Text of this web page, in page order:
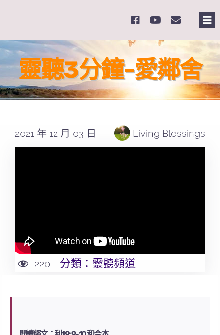
content
靈聽3分鐘-愛鄰舍
2021 年 12 月 03 日 Living Blessings
220 分類： 靈聽頻道